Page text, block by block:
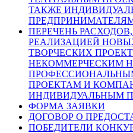
ТАКЖЕ
ПЕРЕЧЕНЬ
РЕАЛИЗАЦИЕЙ
ТВОРЧЕСКИХ
НЕКОММЕРЧЕСКИМ
ПРОЕКТАМ И
ИНДИВИДУАЛЬНЫМ
ФОРМА ЗАЯВКИ
ДОГОВОР О
ПОБЕДИТЕЛИ